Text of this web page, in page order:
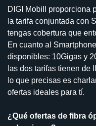
DIGI Mobill proporciona
la tarifa conjuntada con
tengas cobertura que
En cuanto al
disponibles: 10Gigas y
las dos tarifas tienen de
lo que precisas es
ofertas ideales para tí.
¿Qué ofertas de fibra